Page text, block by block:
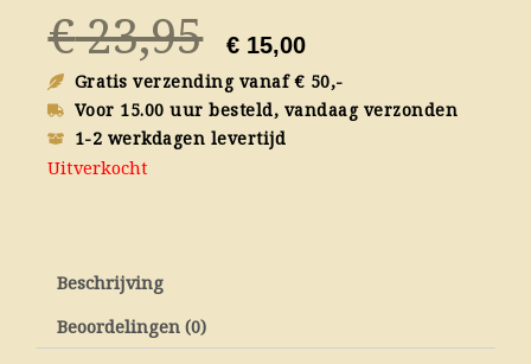
€23,95 prijs
was:
€ 23,95.
€ 15,00Huidige
prijs
is:
€ 15,00.
Gratis verzending vanaf € 50,-
Voor 15.00 uur besteld, vandaag verzonden
1-2 werkdagen levertijd
Uitverkocht
Beschrijving
Beoordelingen (0)